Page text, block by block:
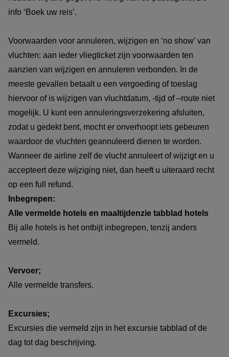
info ‘Boek uw reis’.
Voorwaarden voor annuleren, wijzigen en ‘no show’ van
vluchten: aan ieder vliegticket zijn voorwaarden ten
aanzien van wijzigen en annuleren verbonden. In de
meeste gevallen betaalt u een vergoeding of toeslag
hiervoor of is wijzigen van vluchtdatum, -tijd of –route niet
mogelijk. U kunt een annuleringsverzekering afsluiten,
zodat u gedekt bent, mocht er onverhoopt iets gebeuren
waardoor de vluchten geannuleerd dienen te worden.
Wanneer de airline zelf de vlucht annuleert of wijzigt en u
accepteert deze wijziging niet, dan heeft u uiteraard recht
op een full refund.
Inbegrepen:
Alle vermelde hotels en maaltijdenzie tabblad hotels
Bij alle hotels is het ontbijt inbegrepen, tenzij anders
vermeld.
Vervoer;
Alle vermelde transfers.
Excursies;
Excursies die vermeld zijn in het excursie tabblad of de
dag tot dag beschrijving.